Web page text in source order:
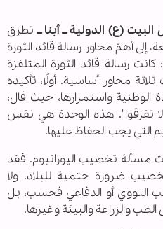
(ع) الدولية ــ أبنا ــ تطرق
إلى أهمّ محاور رسالة قائد الثورة
رسالة قائد الثورة المتلفزة
محاور أساسية. أولًا، تأكيده
الوطنية واستمرارها، حيث قال:
تفرقوا". هذه الوحدة هي نفس
التي يجب الحفاظ عليها.
مسألة تخصيب اليورانيوم. فقد
ضرورة حتمية للبلاد. ولا
النووي أو الدفاعي فحسب، بل
والزراعة والبيئة وغيرها.